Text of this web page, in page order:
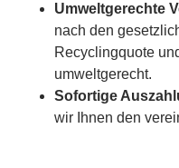
Umweltgerechte
nach den
Recyclingquote
umweltgerecht.
Sofortige
wir Ihnen den